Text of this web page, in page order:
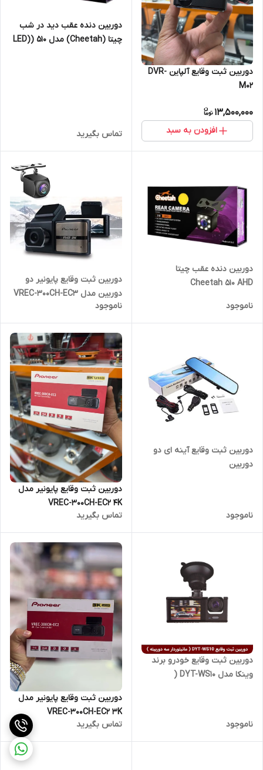
دوربین ثبت وقایع آلپاین DVR-
M02
13,500,000
افزودن به سبد
دوربین دنده عقب دید در شب
چیتا (Cheetah) مدل ۵۱۰ (LED)
تماس بگیرید
دوربین دنده عقب چیتا
Cheetah 510 AHD
ناموجود
دوربین ثبت وقایع پایونیر دو
دوربین مدل VREC-300CH-EC3
ناموجود
دوربین ثبت وقایع آینه ای دو
دوربین
ناموجود
دوربین ثبت وقایع پایونیر مدل
VREC-300CH-EC2 4K
تماس بگیرید
دوربین ثبت وقایع خودرو برند
وینکا مدل DYT-WS10 (
ناموجود
دوربین ثبت وقایع پایونیر مدل
VREC-300CH-EC2 3K
تماس بگیرید